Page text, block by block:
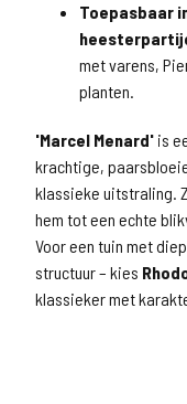
Toepasbaar
met varens,
planten.
'Marcel Menard' is
krachtige,
klassieke uitstraling.
hem tot een echte
Voor een tuin met
structuur – kies
klassieker met